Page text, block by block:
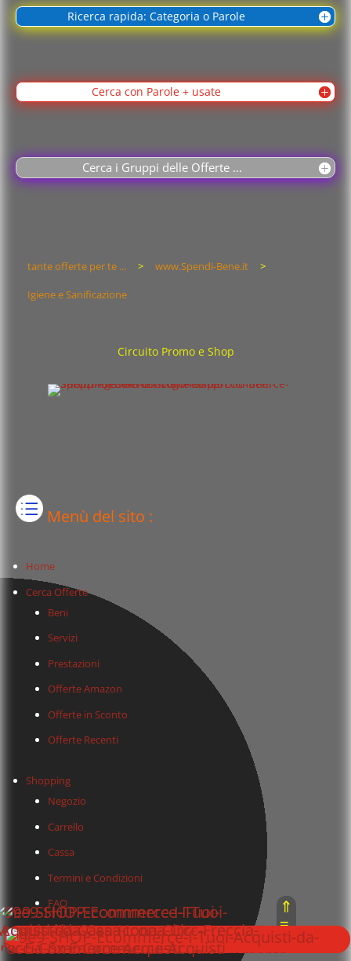
Ricerca rapida: Categoria o Parole
Cerca con Parole + usate
Cerca i Gruppi delle Offerte ...
tante offerte per te ... > www.Spendi-Bene.it
>
Igiene e Sanificazione
Circuito Promo e Shop
Menù del sito :
Home
Cerca Offerte
Beni
Servizi
Prestazioni
Offerte Amazon
Offerte in Sconto
Offerte Recenti
Shopping
Negozio
Carrello
Cassa
Termini e Condizioni
FAQ
Affiliati
⇑
≡
⇓